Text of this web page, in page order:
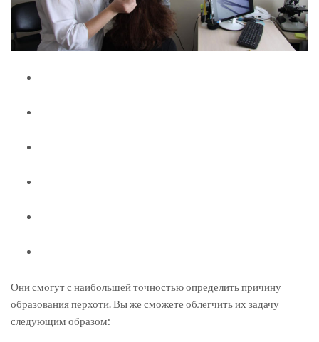
Они смогут с наибольшей точностью определить причину
образования перхоти. Вы же сможете облегчить их задачу
следующим образом: